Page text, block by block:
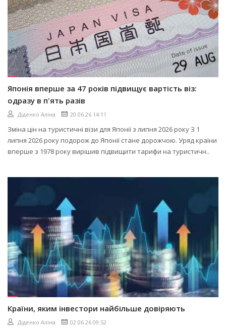
Японія вперше за 47 років підвищує вартість віз:
одразу в п'ять разів
Діденко Аліна 20.06.26 14:11
Зміна цін на туристичні візи для Японії з липня 2026 року З 1
липня 2026 року подорож до Японії стане дорожчою. Уряд країни
вперше з 1978 року вирішив підвищити тарифи на туристичн..
Країни, яким інвестори найбільше довіряють
Діденко Аліна 02.06.26 09:52